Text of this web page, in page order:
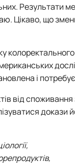
Результати
Цікаво, що
і
від
докази